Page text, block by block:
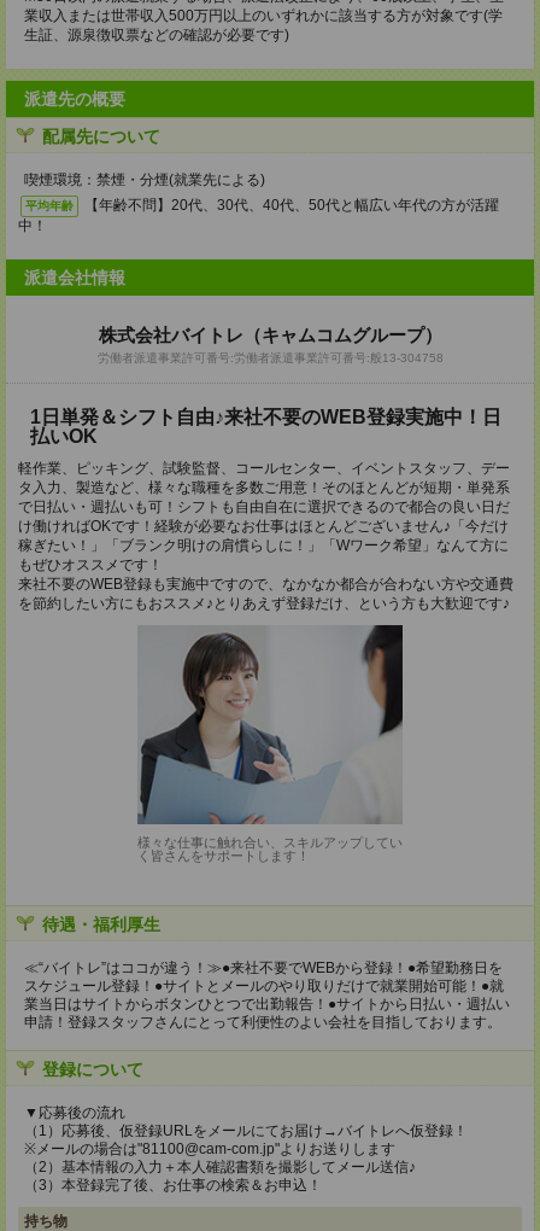
業収入または世帯収入500万円以上のいずれかに該当する方が対象です(学
生証、源泉徴収票などの確認が必要です)
派遣先の概要
配属先について
喫煙環境：禁煙・分煙(就業先による)
平均年齢
【年齢不問】20代、30代、40代、50代と幅広い年代の方が活躍
中！
派遣会社情報
株式会社バイトレ（キャムコムグループ）
労働者派遣事業許可番号:労働者派遣事業許可番号:般13-304758
1日単発＆シフト自由♪来社不要のWEB登録実施中！日
払いOK
軽作業、ピッキング、試験監督、コールセンター、イベントスタッフ、デー
タ入力、製造など、様々な職種を多数ご用意！そのほとんどが短期・単発系
で日払い・週払いも可！シフトも自由自在に選択できるので都合の良い日だ
け働ければOKです！経験が必要なお仕事はほとんどございません♪「今だけ
稼ぎたい！」「ブランク明けの肩慣らしに！」「Wワーク希望」なんて方に
もぜひオススメです！
来社不要のWEB登録も実施中ですので、なかなか都合が合わない方や交通費
を節約したい方にもおススメ♪とりあえず登録だけ、という方も大歓迎です♪
様々な仕事に触れ合い、スキルアップしてい
く皆さんをサポートします！
待遇・福利厚生
≪“バイトレ”はココが違う！≫●来社不要でWEBから登録！●希望勤務日を
スケジュール登録！●サイトとメールのやり取りだけで就業開始可能！●就
業当日はサイトからボタンひとつで出勤報告！●サイトから日払い・週払い
申請！登録スタッフさんにとって利便性のよい会社を目指しております。
登録について
▼応募後の流れ
（1）応募後、仮登録URLをメールにてお届け→バイトレへ仮登録！
※メールの場合は"81100@cam-com.jp"よりお送りします
（2）基本情報の入力＋本人確認書類を撮影してメール送信♪
（3）本登録完了後、お仕事の検索＆お申込！
持ち物